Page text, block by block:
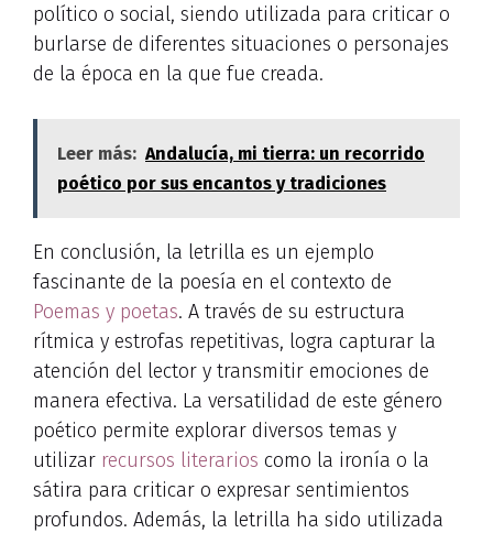
político o social, siendo utilizada para criticar o
burlarse de diferentes situaciones o personajes
de la época en la que fue creada.
Leer más: Andalucía, mi tierra: un recorrido
poético por sus encantos y tradiciones
En conclusión, la letrilla es un ejemplo
fascinante de la poesía en el contexto de
Poemas y poetas. A través de su estructura
rítmica y estrofas repetitivas, logra capturar la
atención del lector y transmitir emociones de
manera efectiva. La versatilidad de este género
poético permite explorar diversos temas y
utilizar recursos literarios como la ironía o la
sátira para criticar o expresar sentimientos
profundos. Además, la letrilla ha sido utilizada